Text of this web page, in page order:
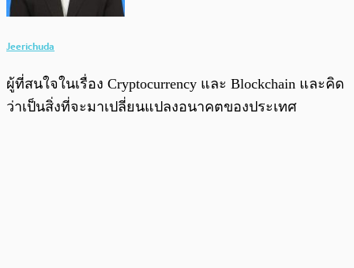
Jeerichuda
ผู้ที่สนใจในเรื่อง Cryptocurrency และ Blockchain และคิด
ว่าเป็นสิ่งที่จะมาเปลี่ยนแปลงอนาคตของประเทศ